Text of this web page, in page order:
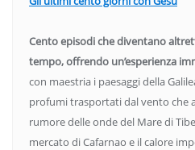
Cento episodi che diventano
tempo, offrendo un’esperienza
con maestria i paesaggi della
profumi trasportati dal vento che
rumore delle onde del Mare di
mercato di Cafarnao e il calore